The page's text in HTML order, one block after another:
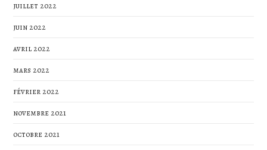
juillet 2022
juin 2022
avril 2022
mars 2022
février 2022
novembre 2021
octobre 2021